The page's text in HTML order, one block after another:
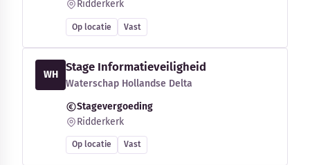
Ridderkerk
Op locatie Vast
WH
Stage Informatieveiligheid
Waterschap Hollandse Delta
Stagevergoeding
Ridderkerk
Op locatie Vast